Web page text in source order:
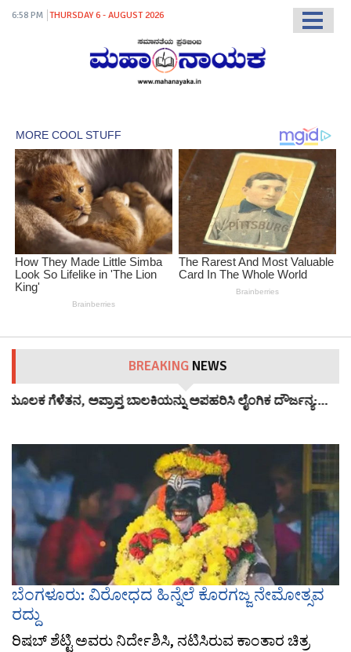
6:58 PM THURSDAY 6 - AUGUST 2026
BREAKING NEWS
ಗೆಳೆತನ, ಅಪ್ರಾಪ್ತ ಬಾಲಕಿಯನ್ನು ಅಪಹರಿಸಿ ಲೈಂಗಿಕ ದೌರ್ಜನ್ಯ:…
ಬೆಂಗಳೂರು: ವಿರೋಧದ ಹಿನ್ನೆಲೆ ಕೊರಗಜ್ಜ ನೇಮೋತ್ಸವ
ರದ್ದು
ರಿಷಬ್ ಶೆಟ್ಟಿ ಅವರು ನಿರ್ದೇಶಿಸಿ, ನಟಿಸಿರುವ ಕಾಂತಾರ ಚಿತ್ರ